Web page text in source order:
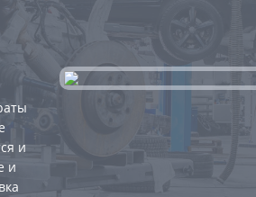
и
и